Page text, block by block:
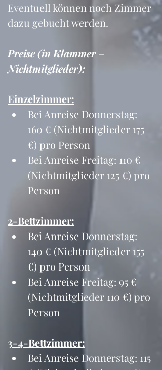
Eventuell können noch Zimmer
dazu gebucht werden.
Preise (in Klammer =
Nichtmitglieder):
Einzelzimmer:
Bei Anreise Donnerstag:
160 € (Nichtmitglieder 175
€) pro Person
Bei Anreise Freitag: 110 €
(Nichtmitglieder 125 €) pro
Person
2-Bettzimmer:
Bei Anreise Donnerstag:
140 € (Nichtmitglieder 155
€) pro Person
Bei Anreise Freitag: 95 €
(Nichtmitglieder 110 €) pro
Person
3-4-Bettzimmer:
Bei Anreise Donnerstag: 115